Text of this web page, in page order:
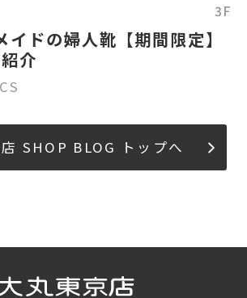
3F
ドの婦人靴【期間限定】
介
SHOP BLOG トップへ